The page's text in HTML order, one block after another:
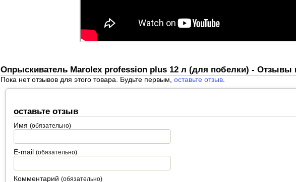
Опрыскиватель Marolex profession plus 12 л (для побелки) - Отзывы
Пока нет отзывов для этого товара. Будьте первым,оставьте отзыв
оставьте отзыв
Имя(обязательно)
E-mail(обязательно)
Комментарий(обязательно)